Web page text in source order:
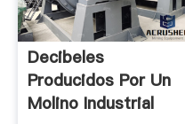
Decibeles
Producidos Por Un
Molino Industrial